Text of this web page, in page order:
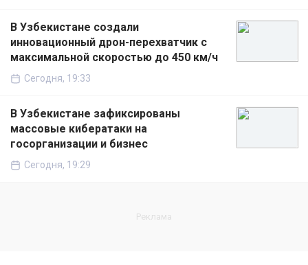
В Узбекистане создали
инновационный дрон-перехватчик с
максимальной скоростью до 450 км/ч
Сегодня, 19:33
В Узбекистане зафиксированы
массовые кибератаки на
госорганизации и бизнес
Сегодня, 19:29